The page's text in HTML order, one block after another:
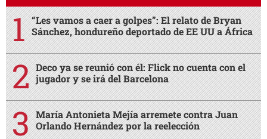
“Les vamos a caer a golpes”: El relato de Bryan
Sánchez, hondureño deportado de EE UU a África
Deco ya se reunió con él: Flick no cuenta con el
jugador y se irá del Barcelona
María Antonieta Mejía arremete contra Juan
Orlando Hernández por la reelección